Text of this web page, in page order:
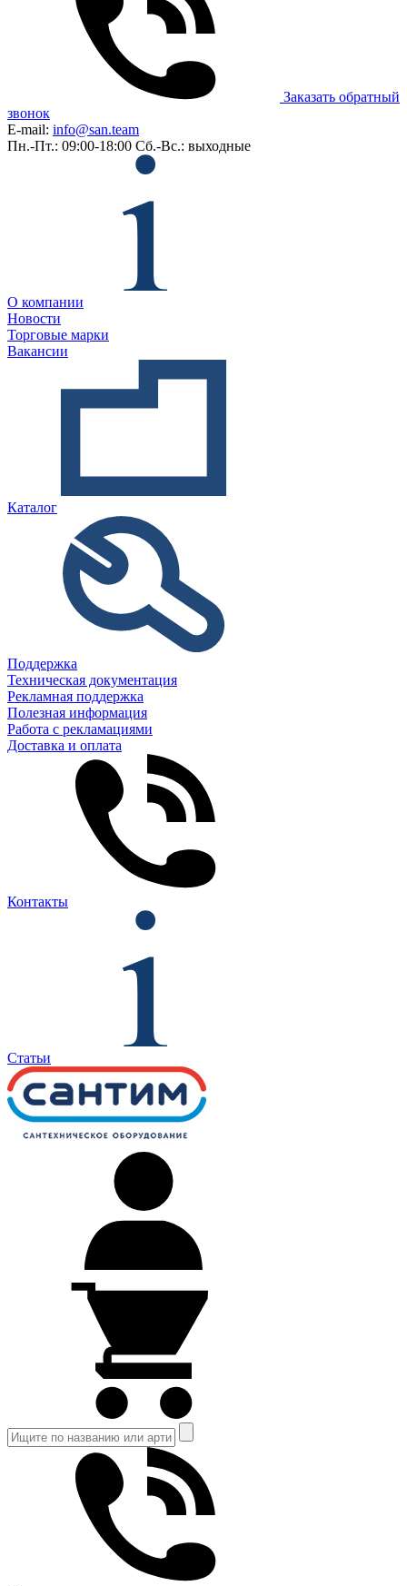
Заказать обратный
звонок
E-mail: info@san.team
Пн.-Пт.: 09:00-18:00 Сб.-Вс.: выходные
О компании
Новости
Торговые марки
Вакансии
Каталог
Поддержка
Техническая документация
Рекламная поддержка
Полезная информация
Работа с рекламациями
Доставка и оплата
Контакты
Статьи